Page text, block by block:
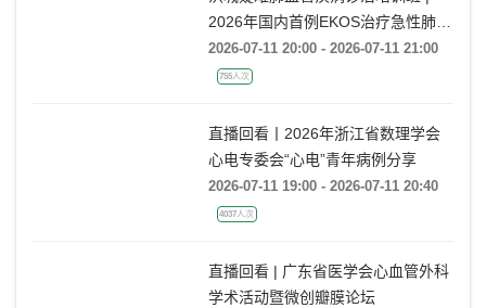
2026年国内首例EKOS治疗急性肺栓
塞经验分享
2026-07-11 20:00 - 2026-07-11 21:00
755人次
直播回看丨2026年浙江省数理学会
心电专委会“心电”青年病例分享
2026-07-11 19:00 - 2026-07-11 20:40
4037人次
直播回看 | 广东省医学会心血管外科
学术活动暨微创瓣膜论坛